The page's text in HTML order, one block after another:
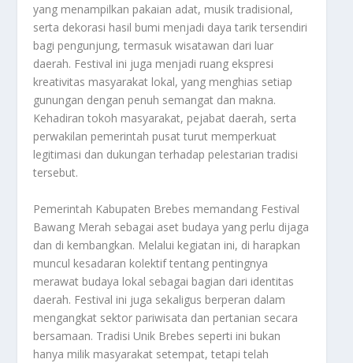
yang menampilkan pakaian adat, musik tradisional,
serta dekorasi hasil bumi menjadi daya tarik tersendiri
bagi pengunjung, termasuk wisatawan dari luar
daerah. Festival ini juga menjadi ruang ekspresi
kreativitas masyarakat lokal, yang menghias setiap
gunungan dengan penuh semangat dan makna.
Kehadiran tokoh masyarakat, pejabat daerah, serta
perwakilan pemerintah pusat turut memperkuat
legitimasi dan dukungan terhadap pelestarian tradisi
tersebut.
Pemerintah Kabupaten Brebes memandang Festival
Bawang Merah sebagai aset budaya yang perlu dijaga
dan di kembangkan. Melalui kegiatan ini, di harapkan
muncul kesadaran kolektif tentang pentingnya
merawat budaya lokal sebagai bagian dari identitas
daerah. Festival ini juga sekaligus berperan dalam
mengangkat sektor pariwisata dan pertanian secara
bersamaan. Tradisi Unik Brebes seperti ini bukan
hanya milik masyarakat setempat, tetapi telah